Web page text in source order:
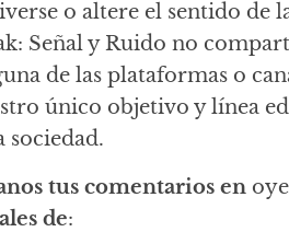
o altere el sentido de
Señal y Ruido no
de las plataformas o
único objetivo y línea
sociedad.
tus comentarios en
de: